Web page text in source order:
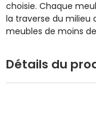
choisie. Chaque
la traverse du milieu
meubles de moins
Détails du